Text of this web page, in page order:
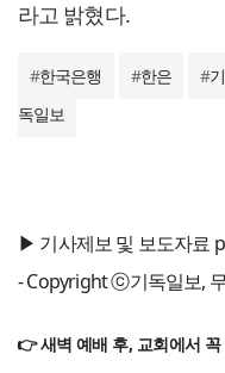
라고 밝혔다.
#한국은행 #한은 #
독일보
▶ 기사제보 및 보도자료
- Copyright ⓒ기독일보,
👉 새벽 예배 후, 교회에서 꼭